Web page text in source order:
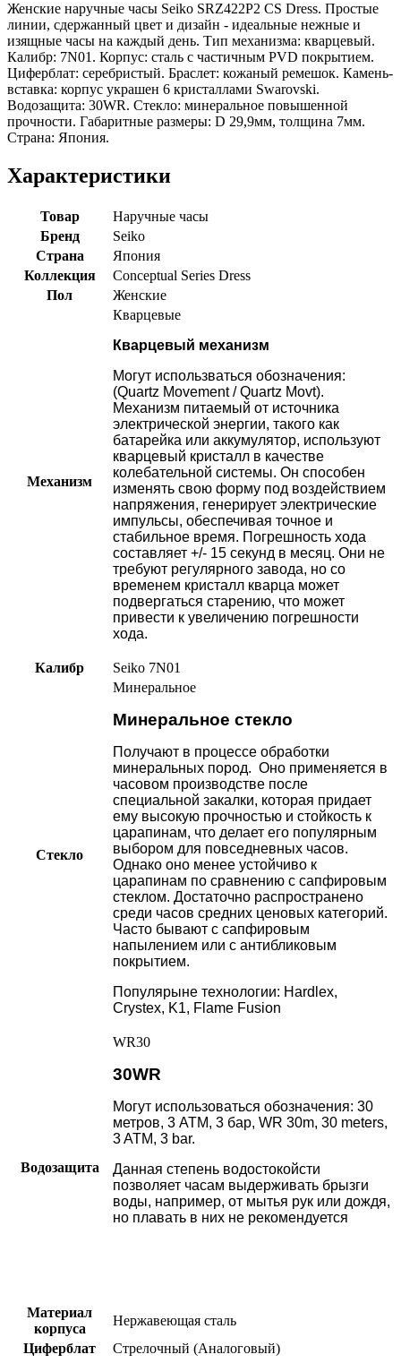
Женские наручные часы Seiko SRZ422P2 CS Dress. Простые
линии, сдержанный цвет и дизайн - идеальные нежные и
изящные часы на каждый день. Тип механизма: кварцевый.
Калибр: 7N01. Корпус: сталь с частичным PVD покрытием.
Циферблат: серебристый. Браслет: кожаный ремешок. Камень-
вставка: корпус украшен 6 кристаллами Swarovski.
Водозащита: 30WR. Стекло: минеральное повышенной
прочности. Габаритные размеры: D 29,9мм, толщина 7мм.
Страна: Япония.
Характеристики
Товар
Наручные часы
Бренд
Seiko
Страна
Япония
Коллекция
Conceptual Series Dress
Пол
Женские
Механизм
Кварцевые
Кварцевый механизм
Могут использваться обозначения:
(Quartz Movement / Quartz Movt).
Механизм питаемый от источника
электрической энергии, такого как
батарейка или аккумулятор, используют
кварцевый кристалл в качестве
колебательной системы. Он способен
изменять свою форму под воздействием
напряжения, генерирует электрические
импульсы, обеспечивая точное и
стабильное время. Погрешность хода
составляет +/- 15 секунд в месяц. Они не
требуют регулярного завода, но со
временем кристалл кварца может
подвергаться старению, что может
привести к увеличению погрешности
хода.
Калибр Seiko 7N01
Стекло
Минеральное
Минеральное стекло
Получают в процессе обработки
минеральных пород. Оно применяется в
часовом производстве после
специальной закалки, которая придает
ему высокую прочностью и стойкость к
царапинам, что делает его популярным
выбором для повседневных часов.
Однако оно менее устойчиво к
царапинам по сравнению с сапфировым
стеклом. Достаточно распространено
среди часов средних ценовых категорий.
Часто бывают с сапфировым
напылением или с антибликовым
покрытием.
Популярыне технологии: Hardlex,
Crystex, K1, Flame Fusion
Водозащита
WR30
30WR
Могут использоваться обозначения: 30
метров, 3 АТМ, 3 бар, WR 30m, 30 meters,
3 ATM, 3 bar.
Данная степень водостокойсти
позволяет часам выдерживать брызги
воды, например, от мытья рук или дождя,
но плавать в них не рекомендуется
Материал
корпуса
Нержавеющая сталь
Циферблат
Стрелочный (Аналоговый)